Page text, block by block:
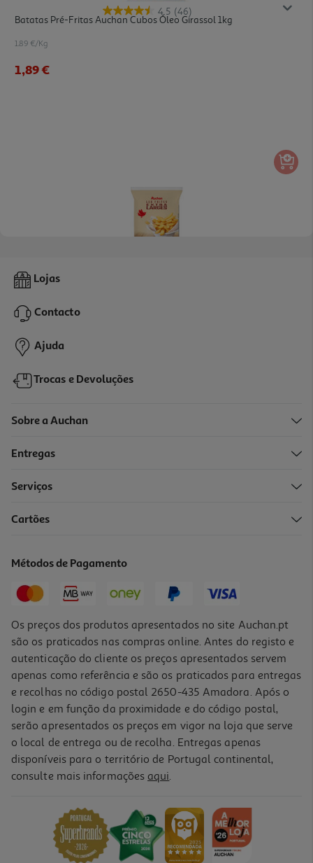
4.5 (46)
Batatas Pré-Fritas Auchan Cubos Óleo Girassol 1kg
1.89 €/Kg
1,89 €
Batatas Pré-Fritas Auchan Extra Largas Para Fritar 1kg
2,49 €
4.5
Batatas Auchan Pré-Fritas Palitos Extrafinas Girassol 1kg
Lojas
Contacto
Ajuda
Trocas e Devoluções
Sobre a Auchan
Entregas
Serviços
Cartões
Métodos de Pagamento
Os preços dos produtos apresentados no site Auchan.pt
são os praticados nas compras online. Antes do registo e
autenticação do cliente os preços apresentados servem
apenas como referência e são os praticados para entregas
e recolhas no código postal 2650-435 Amadora. Após o
login e em função da proximidade e do código postal,
serão apresentados os preços em vigor na loja que serve
o local de entrega ou de recolha. Entregas apenas
disponíveis para o território de Portugal continental,
consulte mais informações aqui.